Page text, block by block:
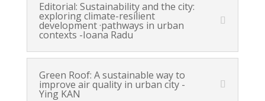
Editorial: Sustainability and the city:
exploring climate-resilient
development ·pathways in urban
contexts -Ioana Radu
Green Roof: A sustainable way to
improve air quality in urban city -
Ying KAN